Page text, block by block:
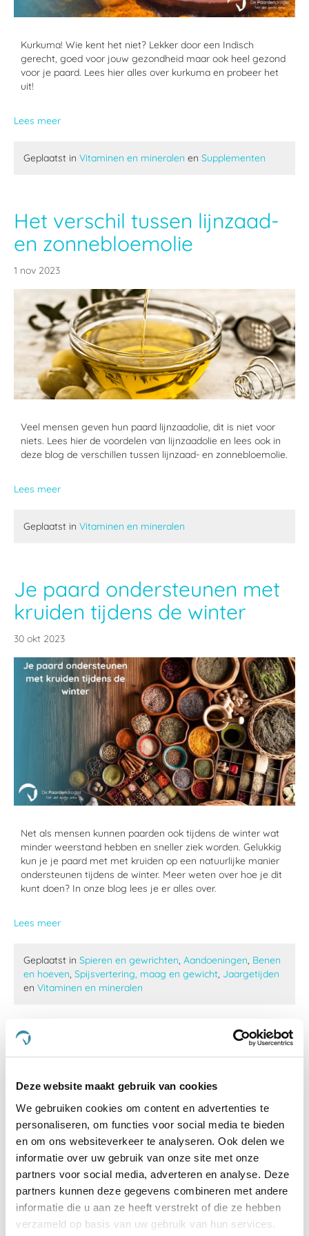
Deze website maakt gebruik van cookies
We gebruiken cookies om content en advertenties te
personaliseren, om functies voor social media te bieden
en om ons websiteverkeer te analyseren. Ook delen we
informatie over uw gebruik van onze site met onze
partners voor social media, adverteren en analyse. Deze
partners kunnen deze gegevens combineren met andere
informatie die u aan ze heeft verstrekt of die ze hebben
verzameld op basis van uw gebruik van hun services.
Kurkuma! Wie kent het niet? Lekker door een Indisch
gerecht, goed voor jouw gezondheid maar ook heel gezond
voor je paard. Lees hier alles over kurkuma en probeer het
uit!
Lees meer
Geplaatst in Vitaminen en mineralen en Supplementen
Het verschil tussen lijnzaad-
en zonnebloemolie
1 nov 2023
Veel mensen geven hun paard lijnzaadolie, dit is niet voor
niets. Lees hier de voordelen van lijnzaadolie en lees ook in
deze blog de verschillen tussen lijnzaad- en zonnebloemolie.
Lees meer
Geplaatst in Vitaminen en mineralen
Je paard ondersteunen met
kruiden tijdens de winter
30 okt 2023
Net als mensen kunnen paarden ook tijdens de winter wat
minder weerstand hebben en sneller ziek worden. Gelukkig
kun je je paard met met kruiden op een natuurlijke manier
ondersteunen tijdens de winter. Meer weten over hoe je dit
kunt doen? In onze blog lees je er alles over.
Lees meer
Geplaatst in Spieren en gewrichten Aandoeningen Benen
en hoeven Spijsvertering, maag en gewicht Jaargetijden
en Vitaminen en mineralen
Alles over de weerstand van